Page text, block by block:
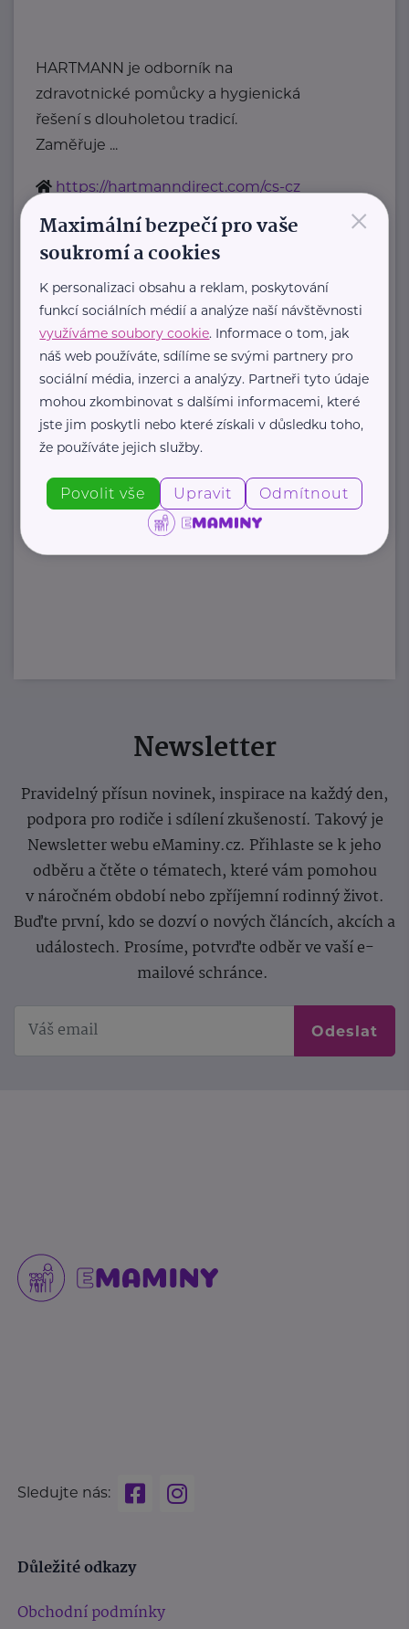
HARTMANN je odborník na
zdravotnické pomůcky a hygienická
řešení s dlouholetou tradicí.
Zaměřuje ...
https://hartmanndirect.com/cs-cz
info@hartmanndirect.cz
Zobrazit přehled společností
Newsletter
Pravidelný přísun novinek, inspirace na každý den,
podpora pro rodiče i sdílení zkušeností. Takový je
Newsletter webu eMaminy.cz. Přihlaste se k jeho
odběru a čtěte o tématech, které vám pomohou
v náročném období nebo zpříjemní rodinný život.
Buďte první, kdo se dozví o nových článcích, akcích a
událostech. Prosíme, potvrďte odběr ve vaší e-
mailové schránce.
Odeslat
Sledujte nás:
Důležité odkazy
Obchodní podmínky
×
Maximální bezpečí pro vaše
soukromí a cookies
K personalizaci obsahu a reklam, poskytování
funkcí sociálních médií a analýze naší návštěvnosti
využíváme soubory cookie. Informace o tom, jak
náš web používáte, sdílíme se svými partnery pro
sociální média, inzerci a analýzy. Partneři tyto údaje
mohou zkombinovat s dalšími informacemi, které
jste jim poskytli nebo které získali v důsledku toho,
že používáte jejich služby.
Povolit vše Upravit Odmítnout